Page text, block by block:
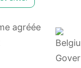
agréée